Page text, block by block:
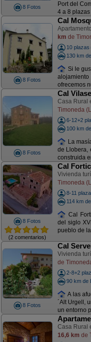
8 Fotos
Port del
4 a 8
8 Fotos
Cal
km de
10 plazas
130 km
Si le
ofrecemos
8 Fotos
Cal
Casa Rural
Timoneda
6-12+2
100 km
La
de Llobera,
construida
8 Fotos
(2 comentarios)
Cal Fortic
Vivienda
Timoneda
8-11
114 km
Cal
del siglo
pueblo de
8 Fotos
Cal
Vivienda
de
2-8+2
90 km de
A las
´Alt Urgell,
un entorno
Casa Rural
16,6 km de